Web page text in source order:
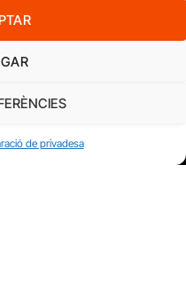
de privadesa